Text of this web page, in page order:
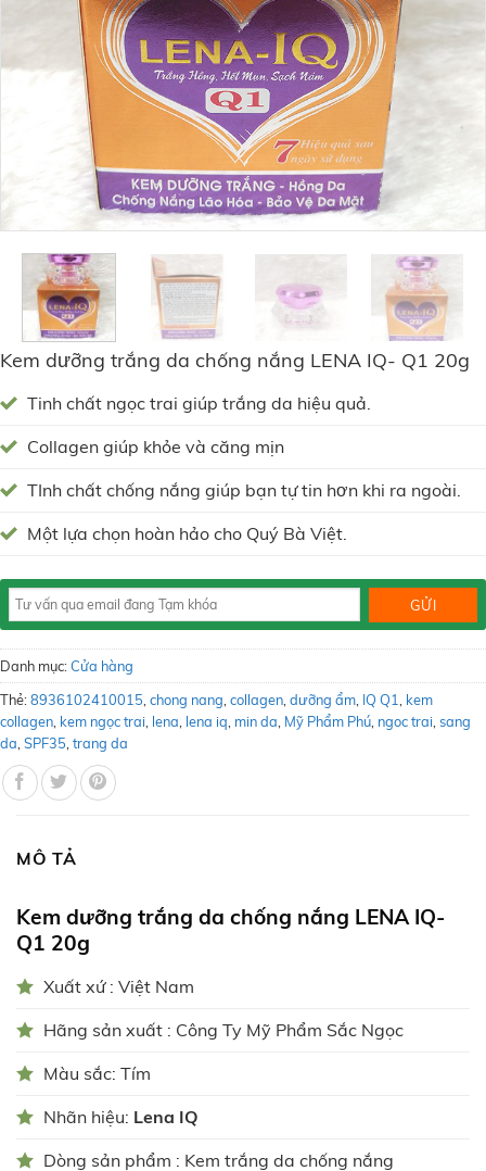
Kem dưỡng trắng da chống nắng LENA IQ- Q1 20g
Tinh chất ngọc trai giúp trắng da hiệu quả.
Collagen giúp khỏe và căng mịn
TInh chất chống nắng giúp bạn tự tin hơn khi ra ngoài.
Một lựa chọn hoàn hảo cho Quý Bà Việt.
Danh mục:Cửa hàng
Thẻ:8936102410015 chong nang collagen dưỡng ẩm IQ Q1
kem
collagen kem ngọc trai lena lena iq min da Mỹ Phẩm Phú ngoc trai sang
da SPF35 trang da
MÔ TẢ
Kem dưỡng trắng da chống nắng LENA IQ-
Q1 20g
Xuất xứ : Việt Nam
Hãng sản xuất : Công Ty Mỹ Phẩm Sắc Ngọc
Màu sắc: Tím
Nhãn hiệu: Lena IQ
Dòng sản phẩm : Kem trắng da chống nắng